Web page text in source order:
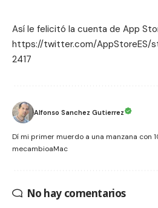
Así le felicitó la cuenta de App
https://twitter.com/AppStoreES/
2417
Alfonso Sanchez Gutierrez
Dí mi primer muerdo a una manzana con
mecambioaMac
No hay comentarios